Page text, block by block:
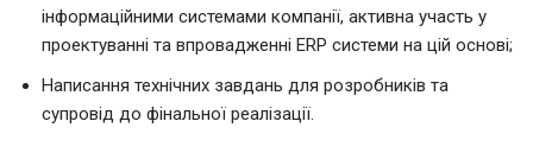
інформаційними системами компанії, активна участь у
проектуванні та впровадженні ERP системи на цій основі;
Написання технічних завдань для розробників та
супровід до фінальної реалізації.